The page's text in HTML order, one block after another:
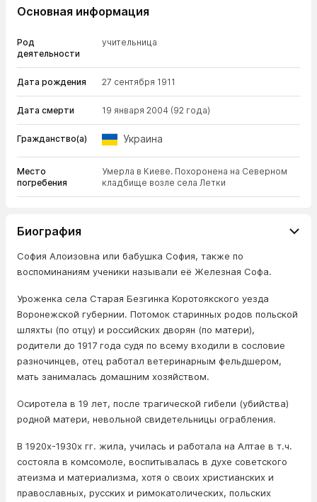
Основная информация
Род
деятельности
учительница
Дата рождения 27 сентября 1911
Дата смерти 19 января 2004 (92 года)
Гражданство(а) Украина
Место
погребения
Умерла в Киеве. Похоронена на Северном
кладбище возле села Летки
Биография
София Алоизовна или бабушка София, также по
воспоминаниям ученики называли её Железная Софа.
Уроженка села Старая Безгинка Коротоякского уезда
Воронежской губернии. Потомок старинных родов польской
шляхты (по отцу) и российских дворян (по матери),
родители до 1917 года судя по всему входили в сословие
разночинцев, отец работал ветеринарным фельдшером,
мать занималась домашним хозяйством.
Осиротела в 19 лет, после трагической гибели (убийства)
родной матери, невольной свидетельницы ограбления.
В 1920х-1930х гг. жила, училась и работала на Алтае в т.ч.
состояла в комсомоле, воспитывалась в духе советского
атеизма и материализма, хотя о своих христианских и
православных, русских и римокатолических, польских